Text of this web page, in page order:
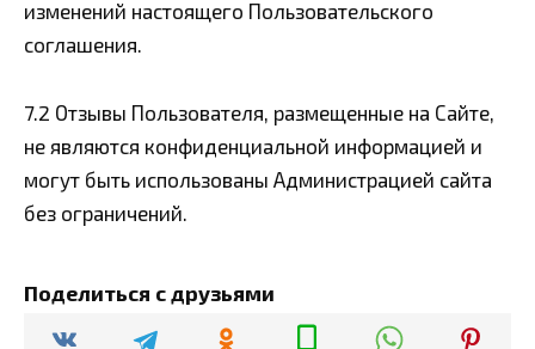
изменений настоящего Пользовательского
соглашения.
7.2 Отзывы Пользователя, размещенные на Сайте,
не являются конфиденциальной информацией и
могут быть использованы Администрацией сайта
без ограничений.
Поделиться с друзьями